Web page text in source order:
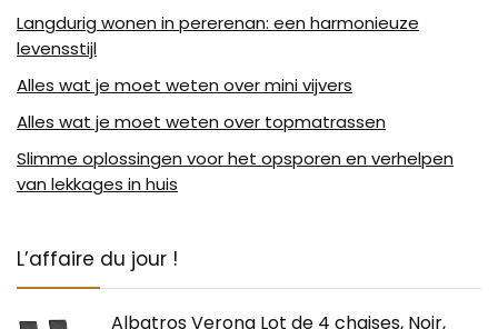
Langdurig wonen in pererenan: een harmonieuze
levensstijl
Alles wat je moet weten over mini vijvers
Alles wat je moet weten over topmatrassen
Slimme oplossingen voor het opsporen en verhelpen
van lekkages in huis
L’affaire du jour !
Albatros Verona Lot de 4 chaises, Noir,